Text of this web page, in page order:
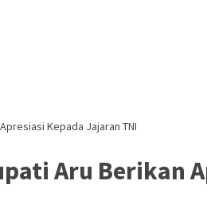
Kepada Jajaran TNI
Aru Berikan